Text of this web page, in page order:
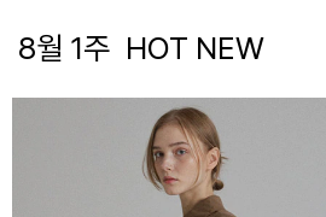
8월 1주 HOT NEW